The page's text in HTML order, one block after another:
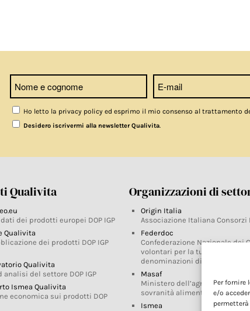
Per fornire
e/o
Ho letto la privacy policy ed esprimo il mio consenso al trattamento
Desidero iscrivermi alla newsletter Qualivita
Qualivita
dei prodotti europei DOP IGP
Qualivita
dei prodotti DOP IGP
Qualivita
analisi del settore DOP IGP
Ismea Qualivita
economica sui prodotti DOP
Organizzazioni di
Origin Italia
Associazione Italiana Consorzi
Federdoc
Confederazione Nazionale dei
volontari per la tutela delle
denominazioni di origine
Masaf
Ministero dell’agricoltura,
sovranità alimentare e delle
Ismea